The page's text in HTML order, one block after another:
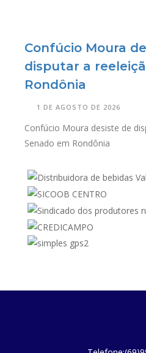
Confúcio Moura
disputar a
Rondônia
1 DE AGOSTO DE 2026
Confúcio Moura desiste de
Senado em Rondônia